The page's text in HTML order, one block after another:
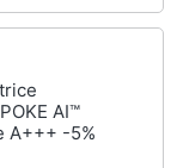
AI™
A+++ -5%